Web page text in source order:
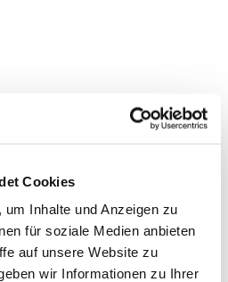
Cookies
Inhalte und Anzeigen zu
für soziale Medien anbieten
auf unsere Website zu
wir Informationen zu Ihrer